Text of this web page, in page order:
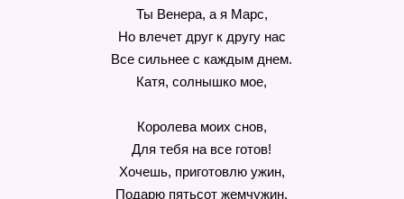
Ты Венера, а я Марс,
Но влечет друг к другу нас
Все сильнее с каждым днем.
Катя, солнышко мое,
Королева моих снов,
Для тебя на все готов!
Хочешь, приготовлю ужин,
Подарю пятьсот жемчужин,